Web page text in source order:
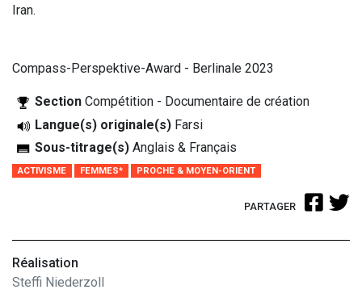
Iran.
Compass-Perspektive-Award - Berlinale 2023
Section Compétition - Documentaire de création
Langue(s) originale(s) Farsi
Sous-titrage(s) Anglais & Français
ACTIVISME FEMMES* PROCHE & MOYEN-ORIENT
PARTAGER
Réalisation
Steffi Niederzoll